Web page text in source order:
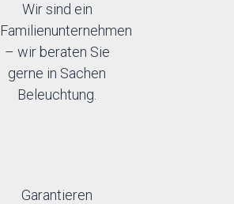
Wir sind ein
Familienunternehmen
– wir beraten Sie
gerne in Sachen
Beleuchtung.
Garantieren